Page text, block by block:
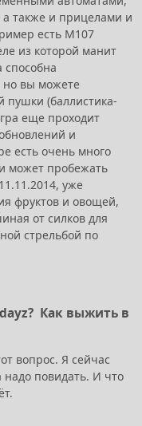
также и прицелами и
есть M107
из которой манит
способна
но вы можете
пушки (баллистика-
еще проходит
и
есть очень много
может пробежать
уже
фруктов и овощей,
от силков для
стрельбой по
Как выжить в
вопрос. Я сейчас
надо повидать. И что